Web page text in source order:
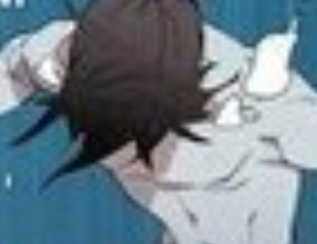
Adventure
Tu Tiên
Ngôn Tình
Slice Of Life
School Life
Manga
Supernatural